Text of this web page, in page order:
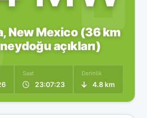
New Mexico (36 km
açıkları)
Saat
23:07:23
Derinlik
4.8 km